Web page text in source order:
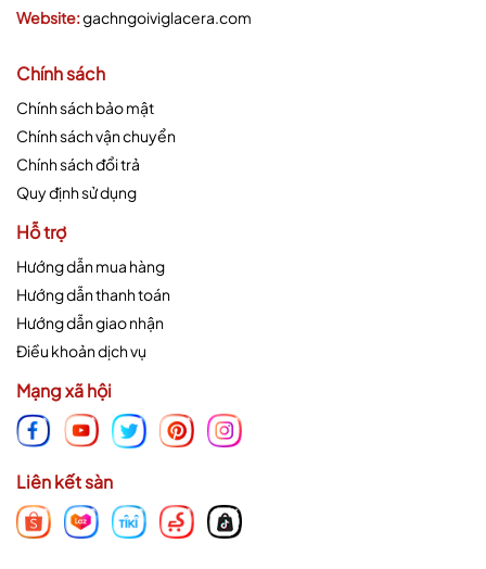
Website:gachngoiviglacera.com
Chính sách
Chính sách bảo mật
Chính sách vận chuyển
Chính sách đổi trả
Quy định sử dụng
Hỗ trợ
Hướng dẫn mua hàng
Hướng dẫn thanh toán
Hướng dẫn giao nhận
Điều khoản dịch vụ
Mạng xã hội
Liên kết sàn